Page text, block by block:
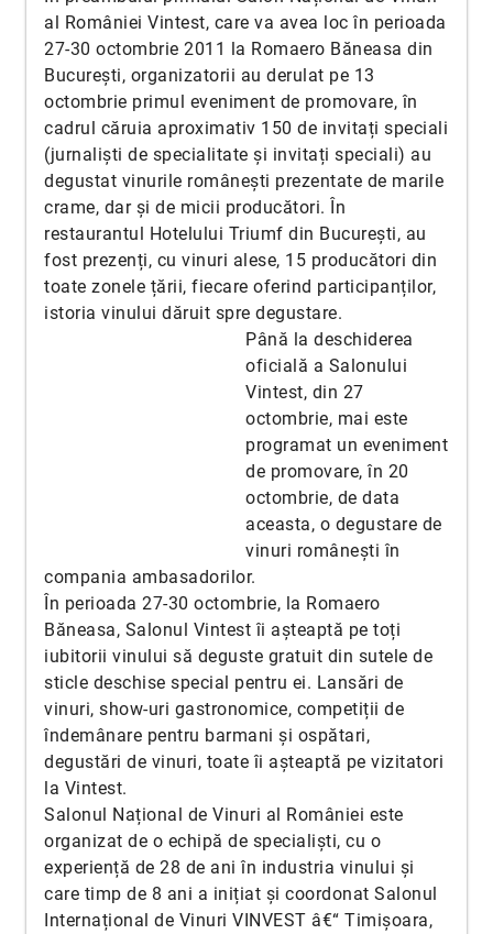
al României Vintest, care va avea loc în perioada
27-30 octombrie 2011 la Romaero Băneasa din
București, organizatorii au derulat pe 13
octombrie primul eveniment de promovare, în
cadrul căruia aproximativ 150 de invitați speciali
(jurnaliști de specialitate și invitați speciali) au
degustat vinurile românești prezentate de marile
crame, dar și de micii producători. În
restaurantul Hotelului Triumf din București, au
fost prezenți, cu vinuri alese, 15 producători din
toate zonele țării, fiecare oferind participanților,
istoria vinului dăruit spre degustare.
Până la deschiderea
oficială a Salonului
Vintest, din 27
octombrie, mai este
programat un eveniment
de promovare, în 20
octombrie, de data
aceasta, o degustare de
vinuri românești în
compania ambasadorilor.
În perioada 27-30 octombrie, la Romaero
Băneasa, Salonul Vintest îi așteaptă pe toți
iubitorii vinului să deguste gratuit din sutele de
sticle deschise special pentru ei. Lansări de
vinuri, show-uri gastronomice, competiții de
îndemânare pentru barmani și ospătari,
degustări de vinuri, toate îi așteaptă pe vizitatori
la Vintest.
Salonul Național de Vinuri al României este
organizat de o echipă de specialiști, cu o
experiență de 28 de ani în industria vinului și
care timp de 8 ani a inițiat și coordonat Salonul
Internațional de Vinuri VINVEST â€“ Timișoara,